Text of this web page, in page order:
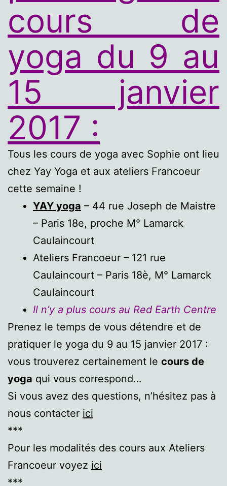
cours de
yoga du 9 au
15 janvier
2017 :
Tous les cours de yoga avec Sophie ont lieu
chez Yay Yoga et aux ateliers Francoeur
cette semaine !
YAY yoga – 44 rue Joseph de Maistre
– Paris 18e, proche M° Lamarck
Caulaincourt
Ateliers Francoeur – 121 rue
Caulaincourt – Paris 18è, M° Lamarck
Caulaincourt
Il n’y a plus cours au Red Earth Centre
Prenez le temps de vous détendre et de
pratiquer le yoga du 9 au 15 janvier 2017 :
vous trouverez certainement le cours de
yoga qui vous correspond…
Si vous avez des questions, n’hésitez pas à
nous contacter ici
***
Pour les modalités des cours aux Ateliers
Francoeur voyez ici
***